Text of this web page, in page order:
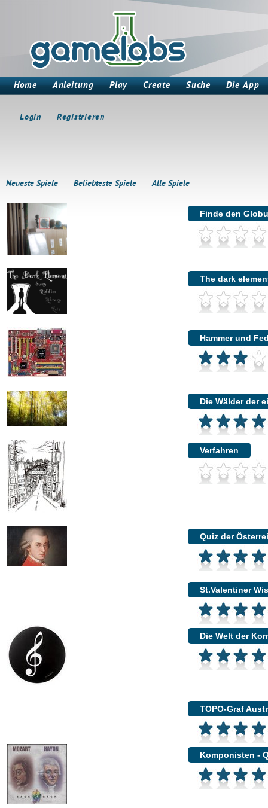
Home Anleitung Play Create Suche Die App
Login Registrieren
Neueste Spiele Beliebteste Spiele Alle Spiele
Finde den
The dark
Hammer und
Die Wälder der
Verfahren
Quiz der
St.Valentiner
Die Welt der
TOPO-Graf
Komponisten -